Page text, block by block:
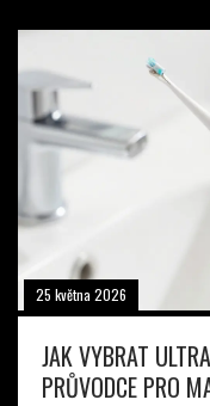
25 května 2026
JAK VYBRAT
PRŮVODCE PRO